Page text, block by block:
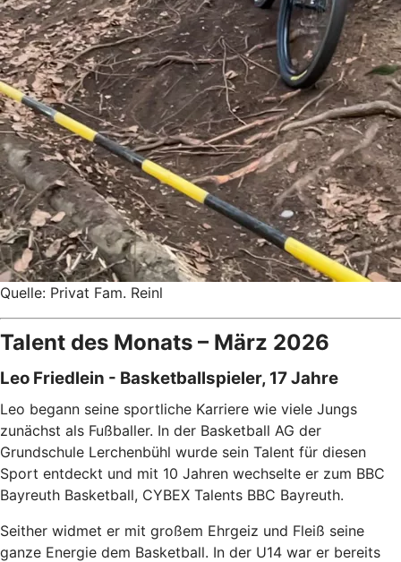
Quelle: Privat Fam. Reinl
Talent des Monats – März 2026
Leo Friedlein - Basketballspieler, 17 Jahre
Leo begann seine sportliche Karriere wie viele Jungs
zunächst als Fußballer. In der Basketball AG der
Grundschule Lerchenbühl wurde sein Talent für diesen
Sport entdeckt und mit 10 Jahren wechselte er zum BBC
Bayreuth Basketball, CYBEX Talents BBC Bayreuth.
Seither widmet er mit großem Ehrgeiz und Fleiß seine
ganze Energie dem Basketball. In der U14 war er bereits